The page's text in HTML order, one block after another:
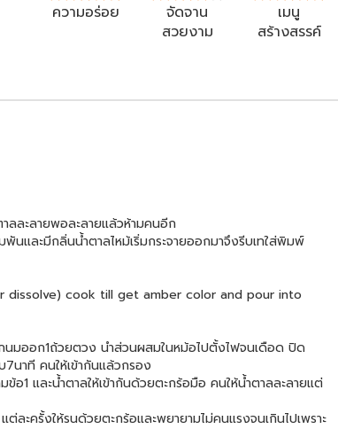
ความอร่อย
จัดจาน
สวยงาม
เมนู
สร้างสรรค์
าลละลายพอละลายแล้วห้ามคนอีก
นและมีกลิ่นน้ำตาลไหม้เริ่มกระจายออกมาจึงรีบเทใส่พิมพ์
dissolve) cook till get amber color and pour into
มออก1ถ้วยตวง นำส่วนผสมในหม้อไปตั้งไฟจนเดือด ปิด
นาที คนให้เข้ากันแล้วกรอง
อ1 และน้ำตาลให้เข้ากันด้วยตะกร้อมือ คนให้น้ำตาลละลายแต่
ละครั้งให้รนด้วยตะกร้อและพยายามไม่คนแรงจนเกินไปเพราะ